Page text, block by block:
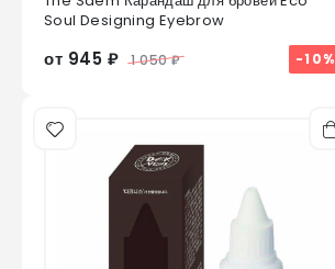
0из 5
Soul Designing Eyebrow
от 945 ₽ 1 050 ₽ -10%